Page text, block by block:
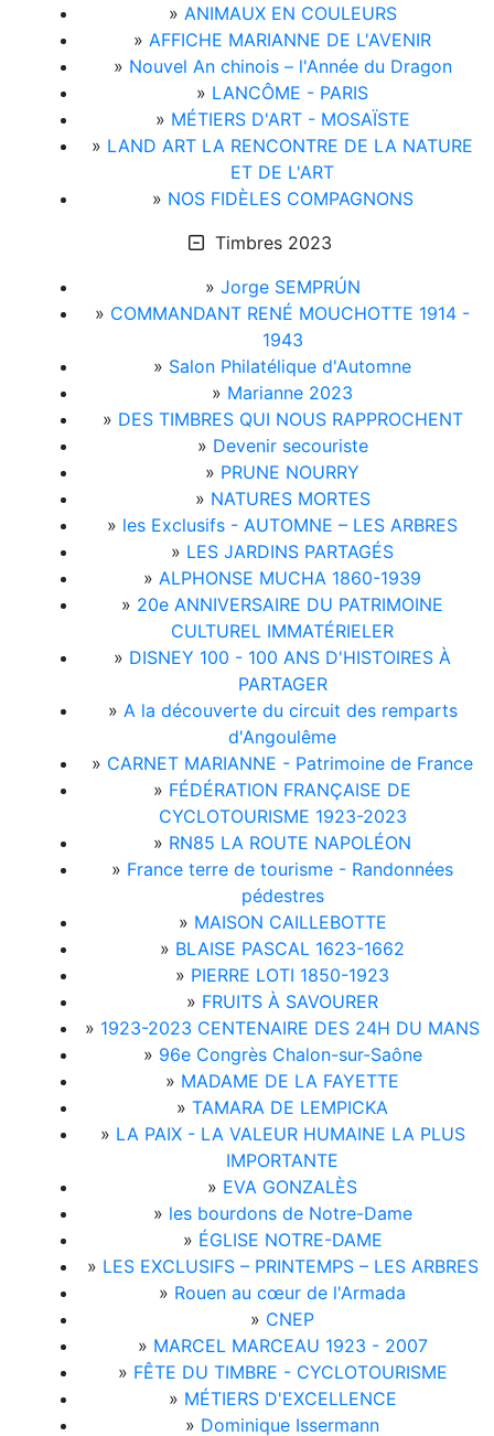
» ANIMAUX EN COULEURS
» AFFICHE MARIANNE DE L'AVENIR
» Nouvel An chinois – l'Année du Dragon
» LANCÔME - PARIS
» MÉTIERS D'ART - MOSAÏSTE
» LAND ART LA RENCONTRE DE LA NATURE
ET DE L'ART
» NOS FIDÈLES COMPAGNONS
Timbres 2023
» Jorge SEMPRÚN
» COMMANDANT RENÉ MOUCHOTTE 1914 -
1943
» Salon Philatélique d'Automne
» Marianne 2023
» DES TIMBRES QUI NOUS RAPPROCHENT
» Devenir secouriste
» PRUNE NOURRY
» NATURES MORTES
» les Exclusifs - AUTOMNE – LES ARBRES
» LES JARDINS PARTAGÉS
» ALPHONSE MUCHA 1860-1939
» 20e ANNIVERSAIRE DU PATRIMOINE
CULTUREL IMMATÉRIELER
» DISNEY 100 - 100 ANS D'HISTOIRES À
PARTAGER
» A la découverte du circuit des remparts
d'Angoulême
» CARNET MARIANNE - Patrimoine de France
» FÉDÉRATION FRANÇAISE DE
CYCLOTOURISME 1923-2023
» RN85 LA ROUTE NAPOLÉON
» France terre de tourisme - Randonnées
pédestres
» MAISON CAILLEBOTTE
» BLAISE PASCAL 1623-1662
» PIERRE LOTI 1850-1923
» FRUITS À SAVOURER
» 1923-2023 CENTENAIRE DES 24H DU MANS
» 96e Congrès Chalon-sur-Saône
» MADAME DE LA FAYETTE
» TAMARA DE LEMPICKA
» LA PAIX - LA VALEUR HUMAINE LA PLUS
IMPORTANTE
» EVA GONZALÈS
» les bourdons de Notre-Dame
» ÉGLISE NOTRE-DAME
» LES EXCLUSIFS – PRINTEMPS – LES ARBRES
» Rouen au cœur de l'Armada
» CNEP
» MARCEL MARCEAU 1923 - 2007
» FÊTE DU TIMBRE - CYCLOTOURISME
» MÉTIERS D'EXCELLENCE
» Dominique Issermann